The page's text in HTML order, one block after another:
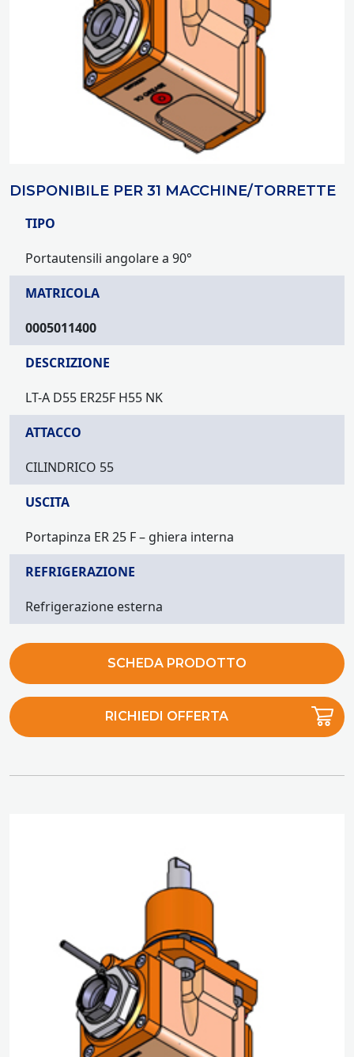
DISPONIBILE PER 31 MACCHINE/TORRETTE
TIPO
Portautensili angolare a 90°
MATRICOLA
0005011400
DESCRIZIONE
LT-A D55 ER25F H55 NK
ATTACCO
CILINDRICO 55
USCITA
Portapinza ER 25 F – ghiera interna
REFRIGERAZIONE
Refrigerazione esterna
SCHEDA PRODOTTO
RICHIEDI OFFERTA